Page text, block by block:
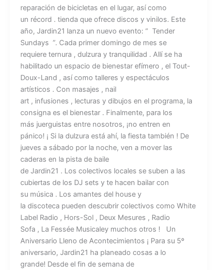
reparación de bicicletas en el lugar, así como
un récord . tienda que ofrece discos y vinilos. Este
año, Jardin21 lanza un nuevo evento: “ Tender
Sundays ”. Cada primer domingo de mes se
requiere ternura , dulzura y tranquilidad . Allí se ha
habilitado un espacio de bienestar efímero , el Tout-
Doux-Land , así como talleres y espectáculos
artísticos . Con masajes , nail
art , infusiones , lecturas y dibujos en el programa, la
consigna es el bienestar . Finalmente, para los
más juerguistas entre nosotros, ¡no entren en
pánico! ¡ Si la dulzura está ahí, la fiesta también ! De
jueves a sábado por la noche, ven a mover las
caderas en la pista de baile
de Jardin21 . Los colectivos locales se suben a las
cubiertas de los DJ sets y te hacen bailar con
su música . Los amantes del house y
la discoteca pueden descubrir colectivos como White
Label Radio , Hors-Sol , Deux Mesures , Radio
Sofa , La Fessée Musicaley muchos otros ! Un
Aniversario Lleno de Acontecimientos ¡ Para su 5º
aniversario, Jardin21 ha planeado cosas a lo
grande! Desde el fin de semana de